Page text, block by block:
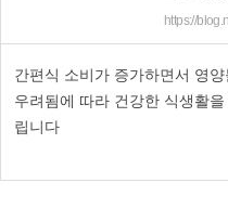
간편식 소비가 증가하면서 영
우려됨에 따라 건강한 식생활
립니다